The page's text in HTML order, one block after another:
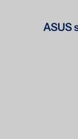
ASUS